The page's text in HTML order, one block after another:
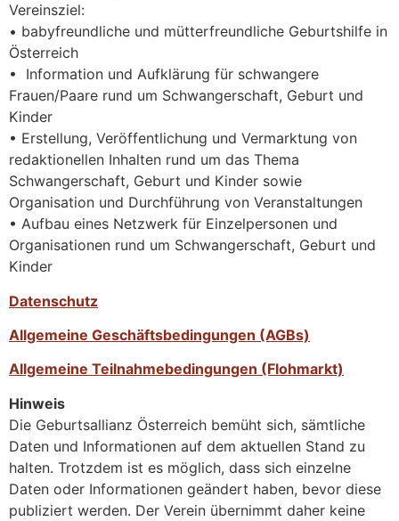
Vereinsziel:
• babyfreundliche und mütterfreundliche Geburtshilfe in
Österreich
• Information und Aufklärung für schwangere
Frauen/Paare rund um Schwangerschaft, Geburt und
Kinder
• Erstellung, Veröffentlichung und Vermarktung von
redaktionellen Inhalten rund um das Thema
Schwangerschaft, Geburt und Kinder sowie
Organisation und Durchführung von Veranstaltungen
• Aufbau eines Netzwerk für Einzelpersonen und
Organisationen rund um Schwangerschaft, Geburt und
Kinder
Datenschutz
Allgemeine Geschäftsbedingungen (AGBs)
Allgemeine Teilnahmebedingungen (Flohmarkt)
Hinweis
Die Geburtsallianz Österreich bemüht sich, sämtliche
Daten und Informationen auf dem aktuellen Stand zu
halten. Trotzdem ist es möglich, dass sich einzelne
Daten oder Informationen geändert haben, bevor diese
publiziert werden. Der Verein übernimmt daher keine